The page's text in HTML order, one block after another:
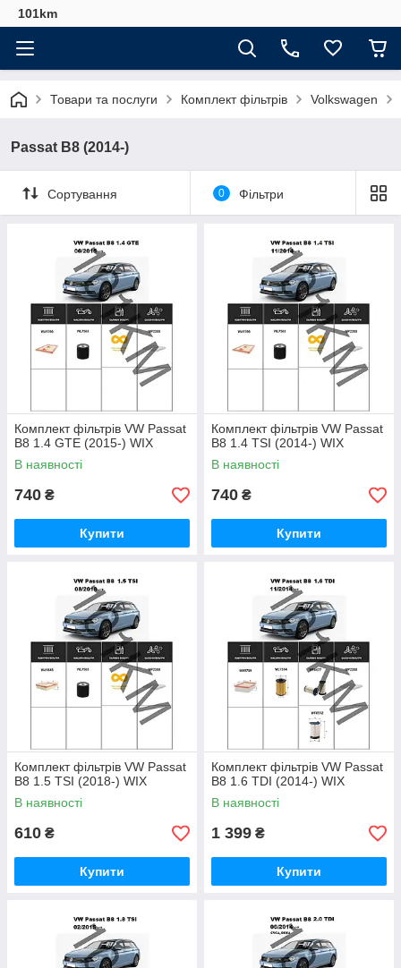
101km
Товари та послуги Комплект фільтрів Volkswagen
Passat B8 (2014-)
Сортування 0 Фільтри
Комплект фільтрів VW Passat
B8 1.4 GTE (2015-) WIX
В наявності
740 ₴
Купити
Комплект фільтрів VW Passat
B8 1.4 TSI (2014-) WIX
В наявності
740 ₴
Купити
Комплект фільтрів VW Passat
B8 1.5 TSI (2018-) WIX
В наявності
610 ₴
Купити
Комплект фільтрів VW Passat
B8 1.6 TDI (2014-) WIX
В наявності
1 399 ₴
Купити